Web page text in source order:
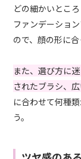
どの細かいとこ
ファンデーショ
ので、顔の形に
また、選び方に
されたブラシ、
に合わせて何種
う。